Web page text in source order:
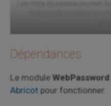
Dépendances
Le module WebPassword
Abricot pour fonctionner.